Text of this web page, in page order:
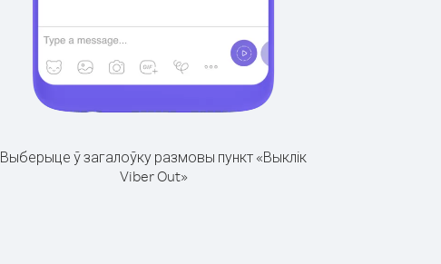
Выберыце ў загалоўку размовы пункт «Выклік
Viber Out»